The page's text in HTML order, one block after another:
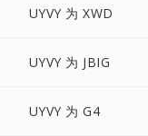
UYVY 为 XWD
UYVY 为 JBIG
UYVY 为 G4